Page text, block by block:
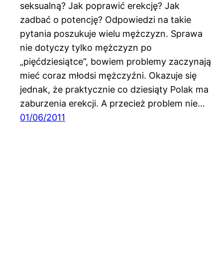
seksualną? Jak poprawić erekcję? Jak
zadbać o potencję? Odpowiedzi na takie
pytania poszukuje wielu mężczyzn. Sprawa
nie dotyczy tylko mężczyzn po
„pięćdziesiątce”, bowiem problemy zaczynają
mieć coraz młodsi mężczyźni. Okazuje się
jednak, że praktycznie co dziesiąty Polak ma
zaburzenia erekcji. A przecież problem nie…
01/06/2011